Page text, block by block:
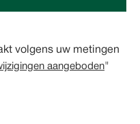
volgens uw metingen
aangeboden"